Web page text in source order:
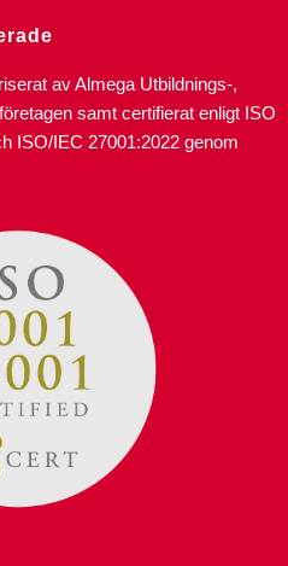
av Almega Utbildnings-,
samt certifierat enligt ISO
ISO/IEC 27001:2022 genom